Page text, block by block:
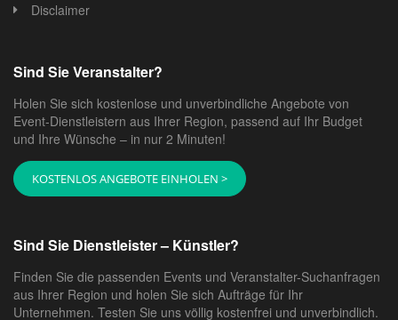
Disclaimer
Sind Sie Veranstalter?
Holen Sie sich kostenlose und unverbindliche Angebote von
Event-Dienstleistern aus Ihrer Region, passend auf Ihr Budget
und Ihre Wünsche – in nur 2 Minuten!
KOSTENLOS ANGEBOTE EINHOLEN >
Sind Sie Dienstleister – Künstler?
Finden Sie die passenden Events und Veranstalter-Suchanfragen
aus Ihrer Region und holen Sie sich Aufträge für Ihr
Unternehmen. Testen Sie uns völlig kostenfrei und unverbindlich.